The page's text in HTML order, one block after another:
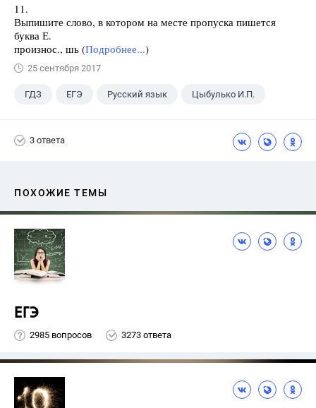
11.
Выпишите слово, в котором на месте пропуска пишется
буква Е.
произнос., шь (Подробнее...)
25 сентября 2017
ГДЗ ЕГЭ Русский язык Цыбулько И.П.
3 ответа
ПОХОЖИЕ ТЕМЫ
ЕГЭ
2985 вопросов 3273 ответа